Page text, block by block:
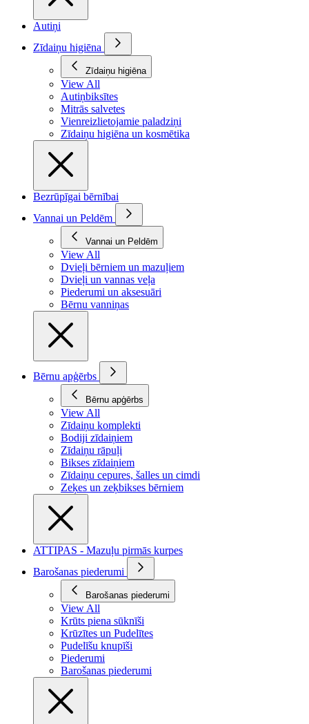
Autiņi
Zīdaiņu higiēna
Zīdaiņu higiēna
View All
Autiņbiksītes
Mitrās salvetes
Vienreizlietojamie paladziņi
Zīdaiņu higiēna un kosmētika
Bezrūpīgai bērnībai
Vannai un Peldēm
Vannai un Peldēm
View All
Dvieļi bērniem un mazuļiem
Dvieļi un vannas veļa
Piederumi un aksesuāri
Bērnu vanniņas
Bērnu apģērbs
Bērnu apģērbs
View All
Zīdaiņu komplekti
Bodiji zīdaiņiem
Zīdaiņu rāpuļi
Bikses zīdaiņiem
Zīdaiņu cepures, šalles un cimdi
Zeķes un zeķbikses bērniem
ATTIPAS - Mazuļu pirmās kurpes
Barošanas piederumi
Barošanas piederumi
View All
Krūts piena sūknīši
Krūzītes un Pudelītes
Pudelīšu knupīši
Piederumi
Barošanas piederumi